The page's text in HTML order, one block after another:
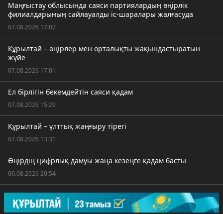
Маңғыстау облысында саяси партиялардың өңірлік
филиалдарының сайлауалды іс-шаралары жалғасуда
07.08.2026 17:02
Құрылтай – өңірлер мен орталықты жақындастыратын
жүйе
07.08.2026 17:01
Ел бірлігін бекемдейтін саяси қадам
07.08.2026 15:29
Құрылтай – ұлттық жаңғыру тірегі
07.08.2026 13:31
Өңірдің цифрлық дамуы жаңа кезеңге қадам басты
06.08.2026 20:54